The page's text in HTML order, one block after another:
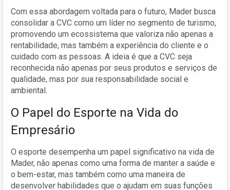
Com essa abordagem voltada para o futuro, Mader busca
consolidar a CVC como um líder no segmento de turismo,
promovendo um ecossistema que valoriza não apenas a
rentabilidade, mas também a experiência do cliente e o
cuidado com as pessoas. A ideia é que a CVC seja
reconhecida não apenas por seus produtos e serviços de
qualidade, mas por sua responsabilidade social e
ambiental.
O Papel do Esporte na Vida do
Empresário
O esporte desempenha um papel significativo na vida de
Mader, não apenas como uma forma de manter a saúde e
o bem-estar, mas também como uma maneira de
desenvolver habilidades que o ajudam em suas funções